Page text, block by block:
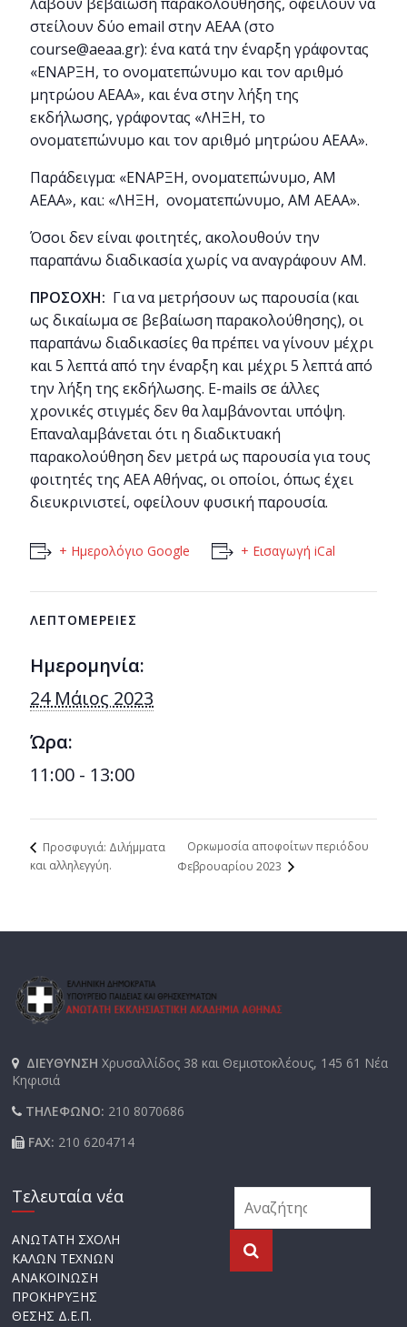
στείλουν δύο email στην ΑΕΑΑ (στο
course@aeaa.gr): ένα κατά την έναρξη γράφοντας
«ΕΝΑΡΞΗ, το ονοματεπώνυμο και τον αριθμό
μητρώου ΑΕΑΑ», και ένα στην λήξη της
εκδήλωσης, γράφοντας «ΛΗΞΗ, το
ονοματεπώνυμο και τον αριθμό μητρώου ΑΕΑΑ».
Παράδειγμα: «ΕΝΑΡΞΗ, ονοματεπώνυμο, ΑΜ
ΑΕΑΑ», και: «ΛΗΞΗ, ονοματεπώνυμο, ΑΜ ΑΕΑΑ».
Όσοι δεν είναι φοιτητές, ακολουθούν την
παραπάνω διαδικασία χωρίς να αναγράφουν ΑΜ.
ΠΡΟΣΟΧΗ: Για να μετρήσουν ως παρουσία (και
ως δικαίωμα σε βεβαίωση παρακολούθησης), οι
παραπάνω διαδικασίες θα πρέπει να γίνουν μέχρι
και 5 λεπτά από την έναρξη και μέχρι 5 λεπτά από
την λήξη της εκδήλωσης. E-mails σε άλλες
χρονικές στιγμές δεν θα λαμβάνονται υπόψη.
Επαναλαμβάνεται ότι η διαδικτυακή
παρακολούθηση δεν μετρά ως παρουσία για τους
φοιτητές της ΑΕΑ Αθήνας, οι οποίοι, όπως έχει
διευκρινιστεί, οφείλουν φυσική παρουσία.
+ Ημερολόγιο Google + Εισαγωγή iCal
ΛΕΠΤΟΜΈΡΕΙΕΣ
Ημερομηνία:
24 Μάιος 2023
Ώρα:
11:00 - 13:00
Προσφυγιά: Διλήμματα
και αλληλεγγύη.
Ορκωμοσία αποφοίτων περιόδου
Φεβρουαρίου 2023
ΔΙΕΥΘΥΝΣΗΧρυσαλλίδος 38 και Θεμιστοκλέους, 145 61 Νέα
Κηφισιά
ΤΗΛΕΦΩΝΟ: 210 8070686
FAX: 210 6204714
Τελευταία νέα
ΑΝΩΤΑΤΗ ΣΧΟΛΗ
ΚΑΛΩΝ ΤΕΧΝΩΝ
ΑΝΑΚΟΙΝΩΣΗ
ΠΡΟΚΗΡΥΞΗΣ
ΘΕΣΗΣ Δ.Ε.Π.